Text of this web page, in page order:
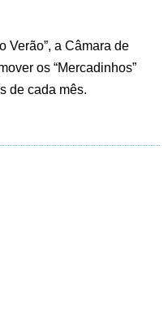
Verão”, a Câmara de
os “Mercadinhos”
de cada mês.